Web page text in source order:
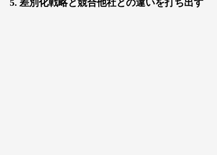
5. 差別化戦略と競合他社との違いを打ち出す